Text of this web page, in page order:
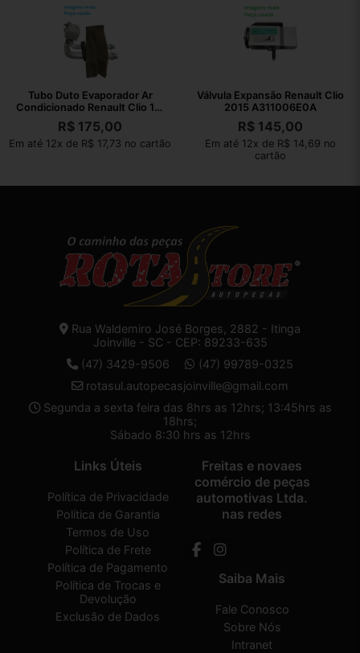
Tubo Duto Evaporador Ar
Condicionado Renault Clio 1.0
2015
R$ 175,00
Em até 12x de R$ 17,73 no cartão
Válvula Expansão Renault Clio
2015 A311006E0A
R$145,00
Em até 12x de R$ 14,69 no
cartão
Rua Waldemiro José Borges, 2882 - Itinga
Joinville - SC - CEP: 89233-635
(47) 3429-9506
(47) 99789-0325
rotasul.autopecasjoinville@gmail.com
Segunda a sexta feira das 8hrs as 12hrs; 13:45hrs as
18hrs;
Sábado 8:30 hrs as 12hrs
Links Úteis
Política de Privacidade
Política de Garantia
Termos de Uso
Política de Frete
Política de Pagamento
Política de Trocas e
Devolução
Exclusão de Dados
Freitas e novaes
comércio de peças
automotivas Ltda.
nas redes
Saiba Mais
Fale Conosco
Sobre Nós
Intranet